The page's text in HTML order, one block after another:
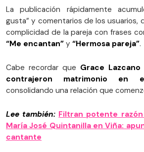
La publicación rápidamente
gusta” y comentarios de los usuarios,
complicidad de la pareja con frases
“Me encantan” y “Hermosa pareja”.
Cabe recordar que Grace
contrajeron matrimonio en
consolidando una relación que
Lee también: Filtran potente
María José Quintanilla en Viña:
cantante